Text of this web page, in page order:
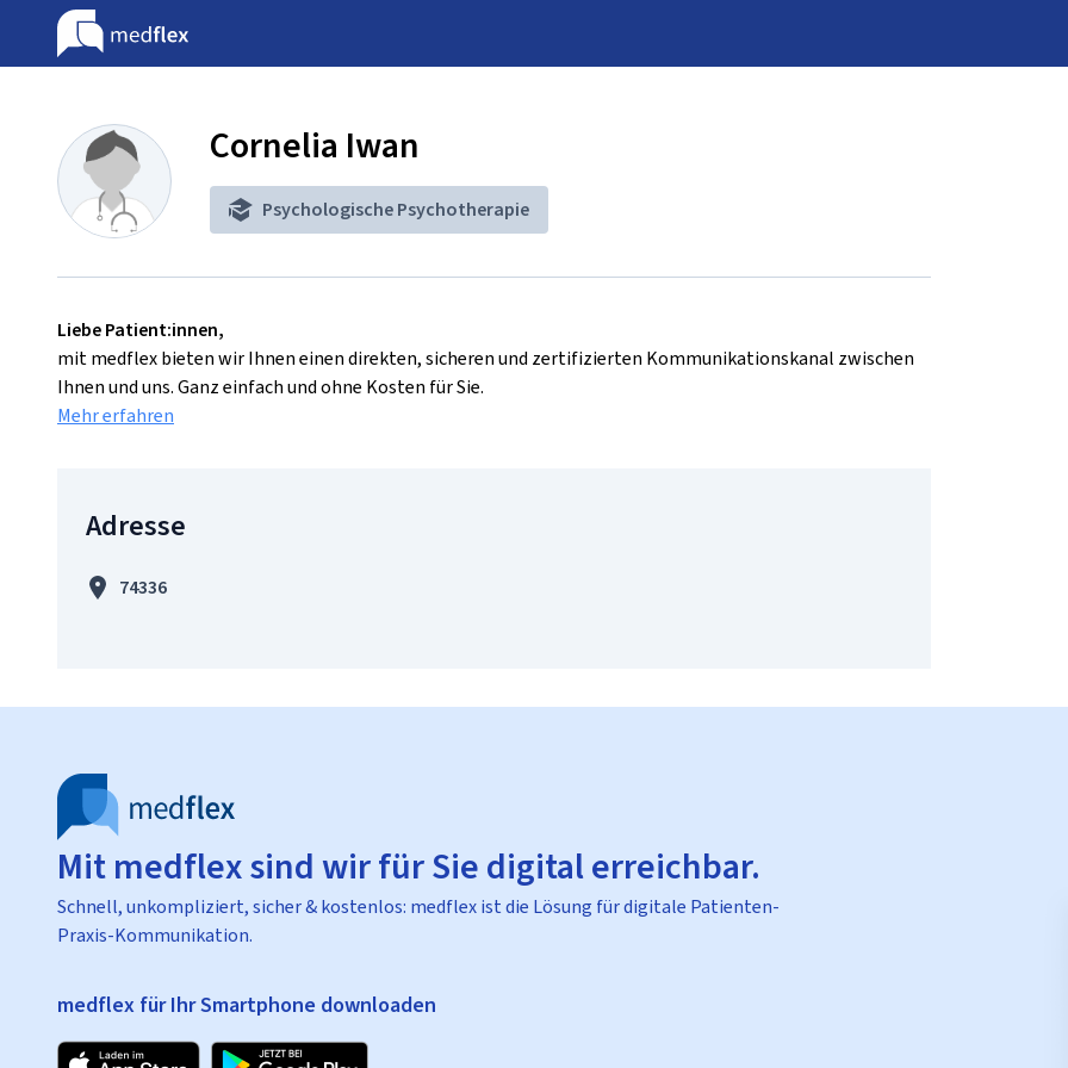
Cornelia Iwan
Psychologische Psychotherapie
Liebe Patient:innen,
mit medflex bieten wir Ihnen einen direkten, sicheren und zertifizierten Kommunikationskanal zwischen
Ihnen und uns. Ganz einfach und ohne Kosten für Sie.
Mehr erfahren
Adresse
74336
Mit medflex sind wir für Sie digital erreichbar.
Schnell, unkompliziert, sicher & kostenlos: medflex ist die Lösung für digitale Patienten-
Praxis-Kommunikation.
medflex für Ihr Smartphone downloaden